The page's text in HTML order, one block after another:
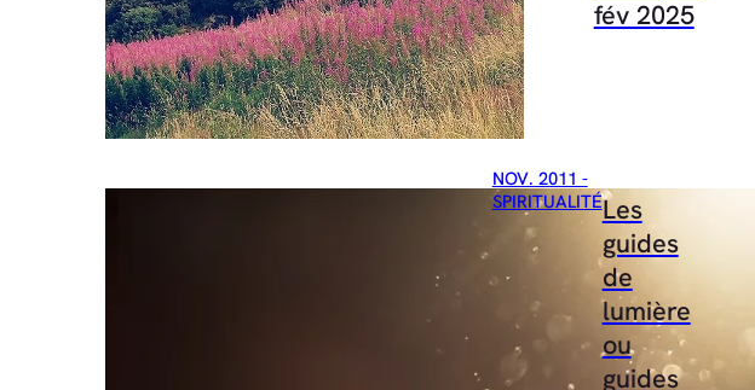
fév 2025
NOV. 2011 -
SPIRITUALITÉLes
guides
de
lumière
ou
guides